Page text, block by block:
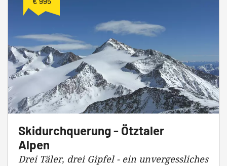
Skidurchquerung - Ötztaler
Alpen
Drei Täler, drei Gipfel - ein unvergessliches